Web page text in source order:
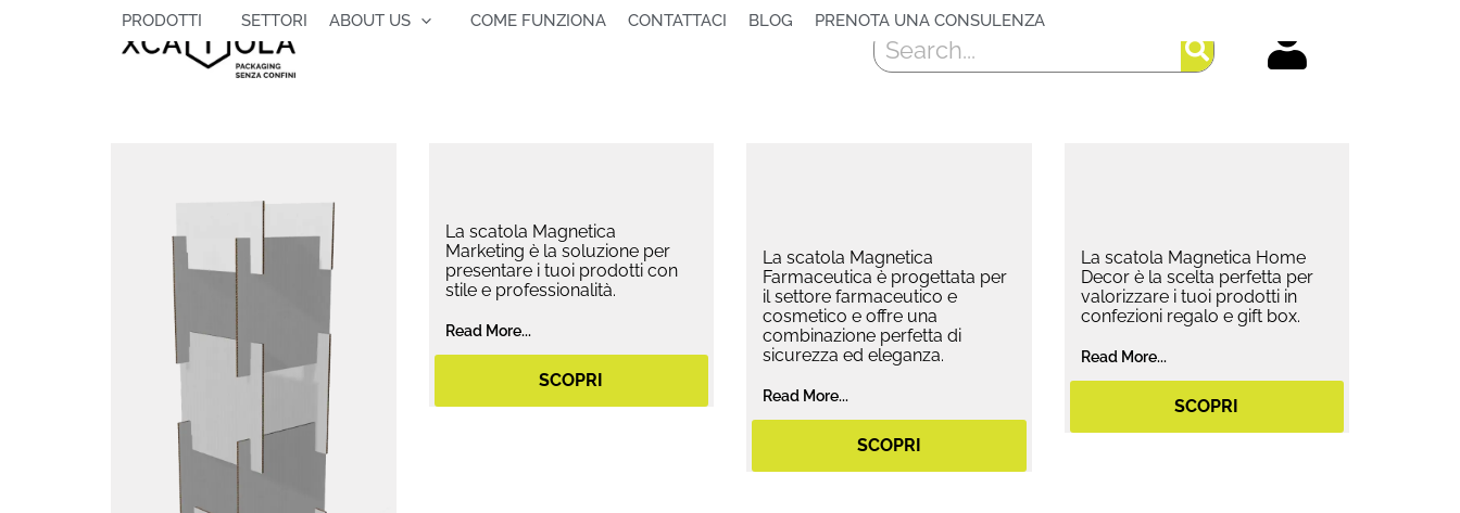
PRODOTTI SETTORI ABOUT US COME FUNZIONA CONTATTACI BLOG PRENOTA UNA CONSULENZA
La scatola Magnetica
Marketing è la soluzione per
presentare i tuoi prodotti con
stile e professionalità.
Read More...
SCOPRI
La scatola Magnetica
Farmaceutica è progettata per
il settore farmaceutico e
cosmetico e offre una
combinazione perfetta di
sicurezza ed eleganza.
Read More...
SCOPRI
La scatola Magnetica Home
Decor è la scelta perfetta per
valorizzare i tuoi prodotti in
confezioni regalo e gift box.
Read More...
SCOPRI